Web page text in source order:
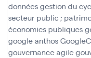
donnéesgestion du
secteur public ;
économies publiques
google anthos
gouvernance agile